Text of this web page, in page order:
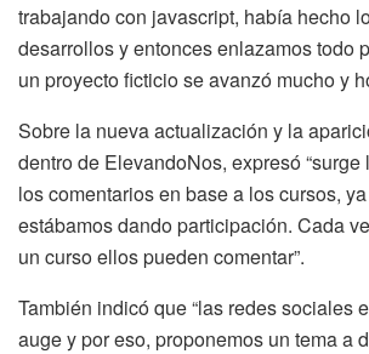
trabajando con javascript, había hecho
desarrollos y entonces enlazamos todo
un proyecto ficticio se avanzó mucho y
Sobre la nueva actualización y la
dentro de ElevandoNos, expresó
los comentarios en base a los cursos,
estábamos dando participación. Cada
un curso ellos pueden comentar”.
También indicó que “las redes sociales
auge y por eso, proponemos un tema a